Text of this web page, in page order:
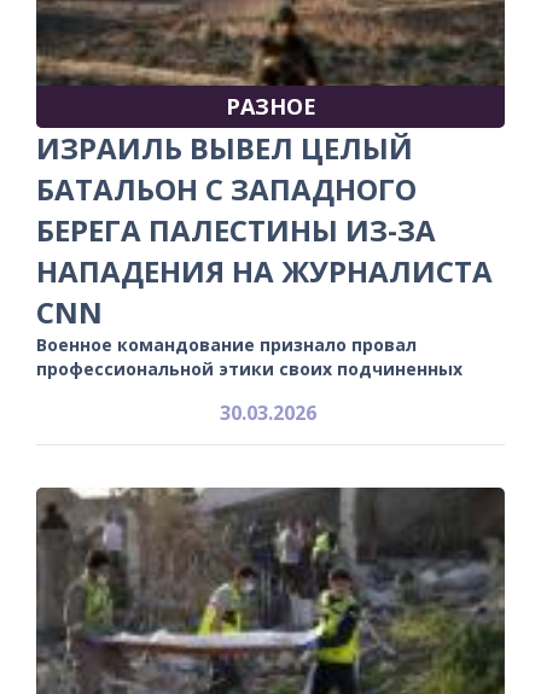
РАЗНОЕ
ИЗРАИЛЬ ВЫВЕЛ ЦЕЛЫЙ
БАТАЛЬОН С ЗАПАДНОГО
БЕРЕГА ПАЛЕСТИНЫ ИЗ-ЗА
НАПАДЕНИЯ НА ЖУРНАЛИСТА
CNN
Военное командование признало провал
профессиональной этики своих подчиненных
30.03.2026